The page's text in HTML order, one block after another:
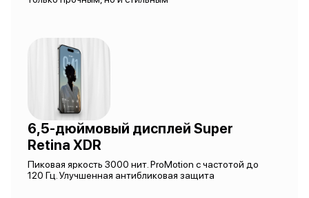
6,5-дюймовый дисплей Super
Retina XDR
Пиковая яркость 3000 нит. ProMotion с частотой до
120 Гц. Улучшенная антибликовая защита